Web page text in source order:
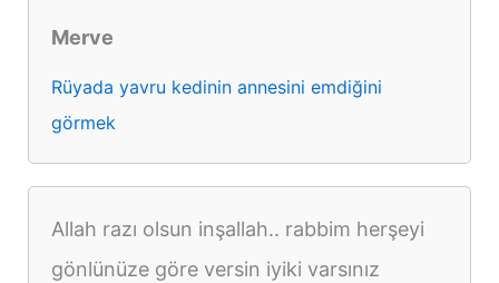
Merve
Rüyada yavru kedinin annesini emdiğini
görmek
Allah razı olsun inşallah.. rabbim herşeyi
gönlünüze göre versin iyiki varsınız